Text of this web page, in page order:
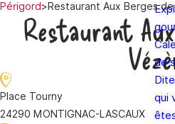
de
qui
Périgord>Restaurant Aux Berges
Restaurant
Place Tourny
24290 MONTIGNAC-LASCAUX